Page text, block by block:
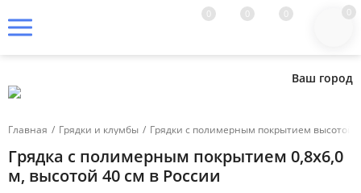
0 0 0 0
Ваш город
Главная / Грядки и клумбы / Грядки с полимерным покрытием высотой
Грядка с полимерным покрытием 0,8х6,0
м, высотой 40 см в России